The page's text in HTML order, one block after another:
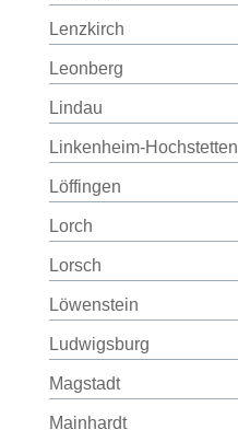
Lenzkirch
Leonberg
Lindau
Linkenheim-Hochstetten
Löffingen
Lorch
Lorsch
Löwenstein
Ludwigsburg
Magstadt
Mainhardt